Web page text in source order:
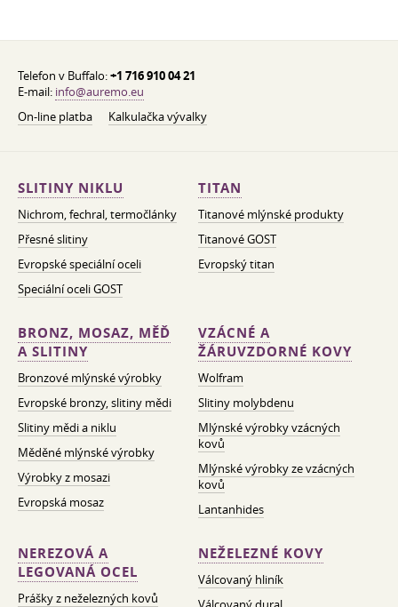
Telefon v Buffalo:+1 716 910 04 21
E-mail: info@auremo.eu
On-line platba
Kalkulačka vývalky
SLITINY NIKLU
Nichrom, fechral, termočlánky
Přesné slitiny
Evropské speciální oceli
Speciální oceli GOST
TITAN
Titanové mlýnské produkty
Titanové GOST
Evropský titan
BRONZ, MOSAZ, MĚĎ
A SLITINY
Bronzové mlýnské výrobky
Evropské bronzy, slitiny mědi
Slitiny mědi a niklu
Měděné mlýnské výrobky
Výrobky z mosazi
Evropská mosaz
VZÁCNÉ A
ŽÁRUVZDORNÉ KOVY
Wolfram
Slitiny molybdenu
Mlýnské výrobky vzácných
kovů
Mlýnské výrobky ze vzácných
kovů
Lantanhides
NEREZOVÁ A
LEGOVANÁ OCEL
Prášky z neželezných kovů
NEŽELEZNÉ KOVY
Válcovaný hliník